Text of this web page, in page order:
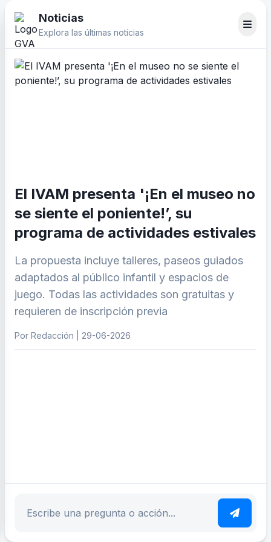
Noticias
Explora las últimas noticias
El IVAM presenta '¡En el museo no
se siente el poniente!’, su
programa de actividades estivales
La propuesta incluye talleres, paseos guiados
adaptados al público infantil y espacios de
juego. Todas las actividades son gratuitas y
requieren de inscripción previa
Por Redacción | 29-06-2026
Escribe tu pregunta